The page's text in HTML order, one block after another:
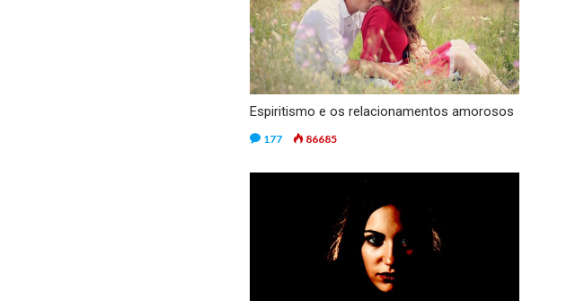
Espiritismo e os relacionamentos amorosos
177 86685